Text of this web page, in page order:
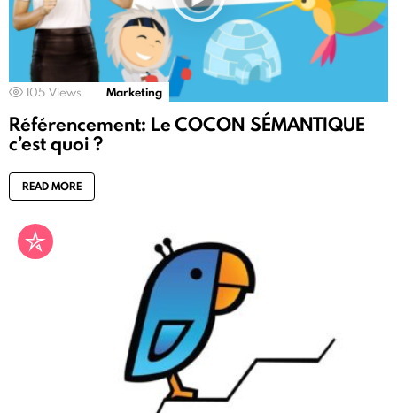
105 Views Marketing
Référencement: Le COCON SÉMANTIQUE
c’est quoi ?
READ MORE